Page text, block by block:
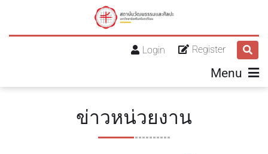
Register
Login
Menu
ข่าวหน่วยงาน